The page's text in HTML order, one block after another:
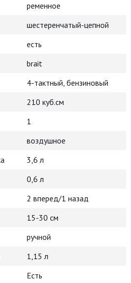
ременное
шестеренчатый-цепной
есть
brait
4-тактный, бензиновый
210 куб.см
1
воздушное
3,6 л
0,6 л
2 вперед/1 назад
15-30 см
ручной
1,15 л
Есть